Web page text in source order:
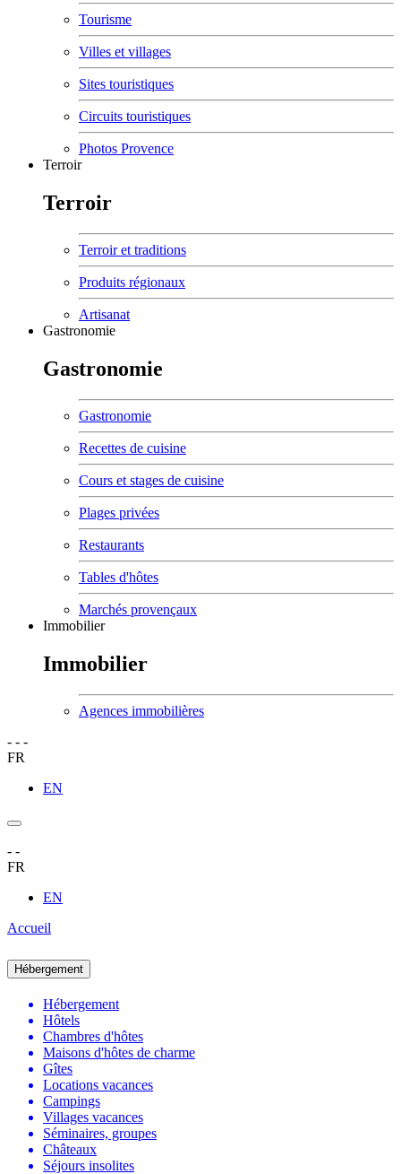
Tourisme
Villes et villages
Sites touristiques
Circuits touristiques
Photos Provence
Terroir
Terroir
Terroir et traditions
Produits régionaux
Artisanat
Gastronomie
Gastronomie
Gastronomie
Recettes de cuisine
Cours et stages de cuisine
Plages privées
Restaurants
Tables d'hôtes
Marchés provençaux
Immobilier
Immobilier
Agences immobilières
- - -
FR
EN
- -
FR
EN
Accueil
Hébergement
Hébergement
Hôtels
Chambres d'hôtes
Maisons d'hôtes de charme
Gîtes
Locations vacances
Campings
Villages vacances
Séminaires, groupes
Châteaux
Séjours insolites